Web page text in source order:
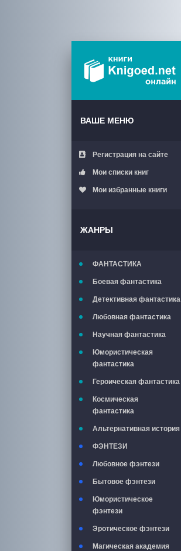
ВАШЕ МЕНЮ
Регистрация на сайте
Мои списки книг
Мои избранные книги
ЖАНРЫ
ФАНТАСТИКА
Боевая фантастика
Детективная фантастика
Любовная фантастика
Научная фантастика
Юмористическая
фантастика
Героическая фантастика
Космическая
фантастика
Альтернативная история
ФЭНТЕЗИ
Любовное фэнтези
Бытовое фэнтези
Юмористическое
фэнтези
Эротическое фэнтези
Магическая академия